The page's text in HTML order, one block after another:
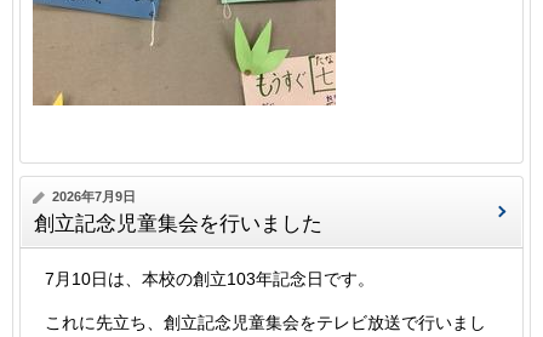
2026年7月9日
創立記念児童集会を行いました
7月10日は、本校の創立103年記念日です。
これに先立ち、創立記念児童集会をテレビ放送で行いまし